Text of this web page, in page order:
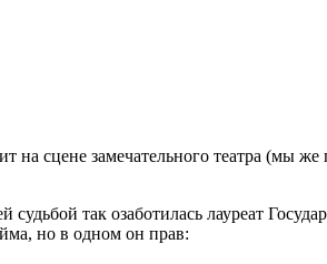
на сцене замечательного театра
так озаботилась лауреат
но в одном он прав: